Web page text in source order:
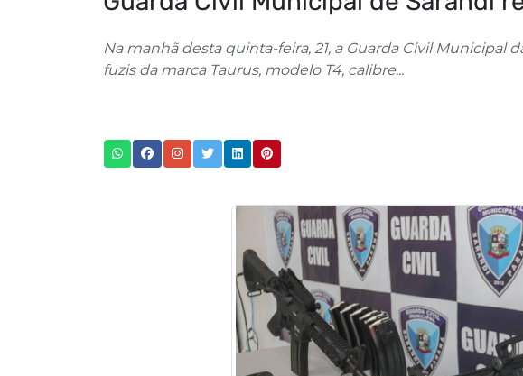
Na manhã desta quinta-feira, 21, a Guarda Civil Municipal
fuzis da marca Taurus, modelo T4, calibre...